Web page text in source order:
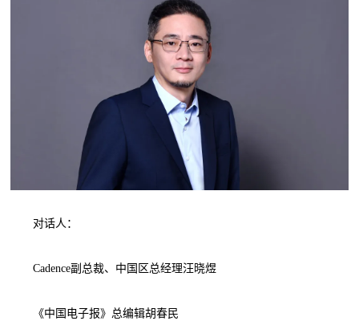
对话人：
Cadence副总裁、中国区总经理汪晓煜
《中国电子报》总编辑胡春民